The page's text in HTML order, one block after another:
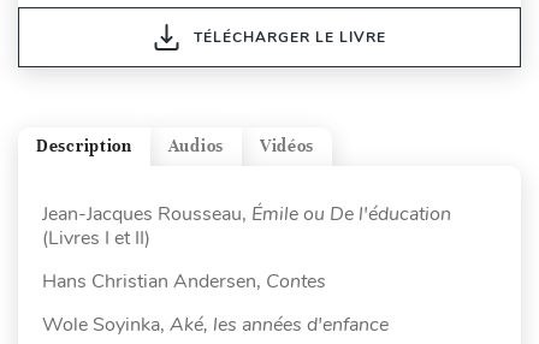
TÉLÉCHARGER LE LIVRE
Vidéos
Audios
Description
Jean-Jacques Rousseau, Émile ou De l'éducation
(Livres I et II)
Hans Christian Andersen, Contes
Wole Soyinka, Aké, les années d'enfance